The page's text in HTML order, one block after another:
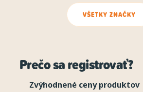
VŠETKY ZNAČKY
Prečo sa registrovať?
Zvýhodnené ceny produktov